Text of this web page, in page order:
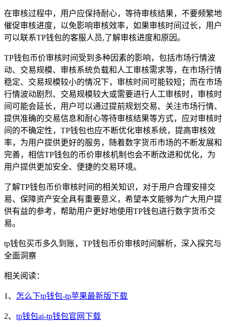
在审核过程中，用户应保持耐心，等待审核结果，不要频繁地
催促审核进度，以免影响审核效率，如果审核时间过长，用户
可以联系TP钱包的客服人员,了解审核进度和原因。
TP钱包币价审核时间受到多种因素的影响，包括市场行情波
动、交易规模、审核系统负载和人工审核需求等，在市场行情
稳定、交易规模较小的情况下，审核时间可能较短；而在市场
行情波动剧烈、交易规模较大或需要进行人工审核时，审核时
间可能会延长，用户可以通过提前规划交易、关注市场行情、
提供准确的交易信息和耐心等待审核结果等方式，应对审核时
间的不确定性，TP钱包也应不断优化审核系统，提高审核效
率，为用户提供更好的服务，随着数字货币市场的不断发展和
完善，相信TP钱包的币价审核机制也会不断改进和优化，为
用户提供更加安全、便捷的交易环境。
了解TP钱包币价审核时间的相关知识，对于用户合理安排交
易、保障资产安全具有重要意义，希望本文能够为广大用户提
供有益的参考，帮助用户更好地使用TP钱包进行数字货币交
易。
tp钱包买币多久到账，TP钱包币价审核时间解析，深入探究与
全面洞察
相关阅读：
1、 怎么下tp钱包-tp苹果最新版下载
2、 tp钱包ai-tp钱包官网下载